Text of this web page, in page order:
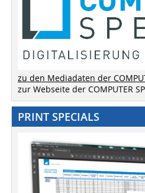
zu den Mediadaten der
zur Webseite der COMPUTER
PRINT SPECIALS